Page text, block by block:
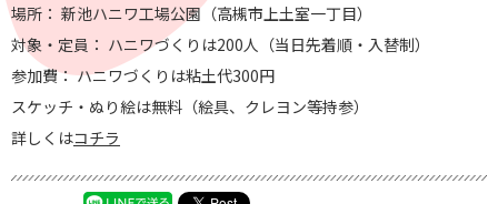
場所： 新池ハニワ工場公園（高槻市上土室一丁目）
対象・定員： ハニワづくりは200人（当日先着順・入替制）
参加費： ハニワづくりは粘土代300円
スケッチ・ぬり絵は無料（絵具、クレヨン等持参）
詳しくはコチラ